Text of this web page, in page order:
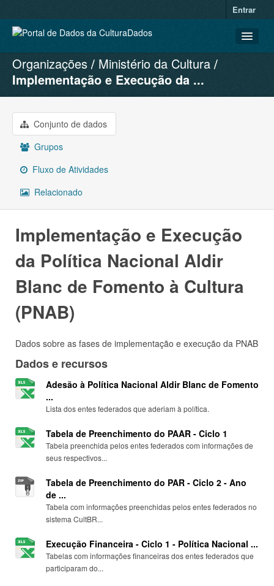
Entrar
CONJUNTOS DE DADOS
ORGANIZAÇÕES
SOBRE
Organizações
Ministério da Cultura
Implementação e Execução da ...
Conjunto de dados
Grupos
Fluxo de Atividades
Relacionado
Implementação e Execução
da Política Nacional Aldir
Blanc de Fomento à Cultura
(PNAB)
Dados sobre as fases de implementação e execução da PNAB
Dados e recursos
Adesão à Política Nacional Aldir Blanc de Fomento
...
Lista dos entes federados que aderiam à política.
Tabela de Preenchimento do PAAR - Ciclo 1
Tabela preenchida pelos entes federados com informações de
seus respectivos...
Tabela de Preenchimento do PAR - Ciclo 2 - Ano
de ...
Tabela com informações preenchidas pelos entes federados no
sistema CultBR...
Execução Financeira - Ciclo 1 - Política Nacional ...
Tabelas com informações financeiras dos entes federados que
participaram do...